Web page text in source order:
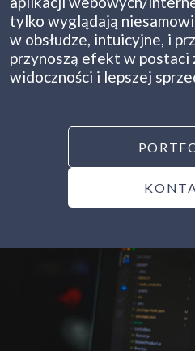
tylko wyglądają
w obsłudze, intuicyjne, i
przynoszą efekt w postaci
widoczności i lepszej